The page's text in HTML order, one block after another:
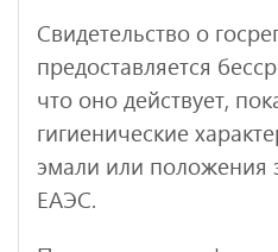
Свидетельство о
предоставляется
что оно действует,
гигиенические
эмали или положения
ЕАЭС.